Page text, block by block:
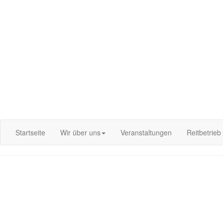
Startseite Wir über uns Veranstaltungen Reitbetrieb